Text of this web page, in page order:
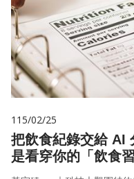
115/02/25
把飲食紀錄交給 AI
是看穿你的「飲食習